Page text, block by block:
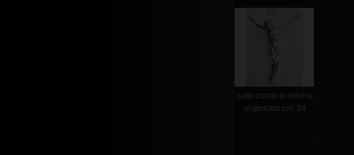
solo corpo in resina
argentato cm.24